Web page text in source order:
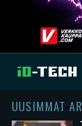
UUTISET
UUSIMMAT